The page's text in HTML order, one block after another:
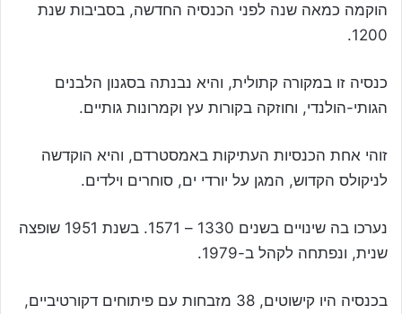
הוקמה כמאה שנה לפני הכנסיה החדשה, בסביבות שנת
1200.
כנסיה זו במקורה קתולית, והיא נבנתה בסגנון הלבנים
הגותי-הולנדי, וחוזקה בקורות עץ וקמרונות גותיים.
זוהי אחת הכנסיות העתיקות באמסטרדם, והיא הוקדשה
לניקולס הקדוש, המגן על יורדי ים, סוחרים וילדים.
נערכו בה שינויים בשנים 1330 – 1571. בשנת 1951 שופצה
שנית, ונפתחה לקהל ב-1979.
בכנסיה היו קישוטים, 38 מזבחות עם פיתוחים דקורטיביים,